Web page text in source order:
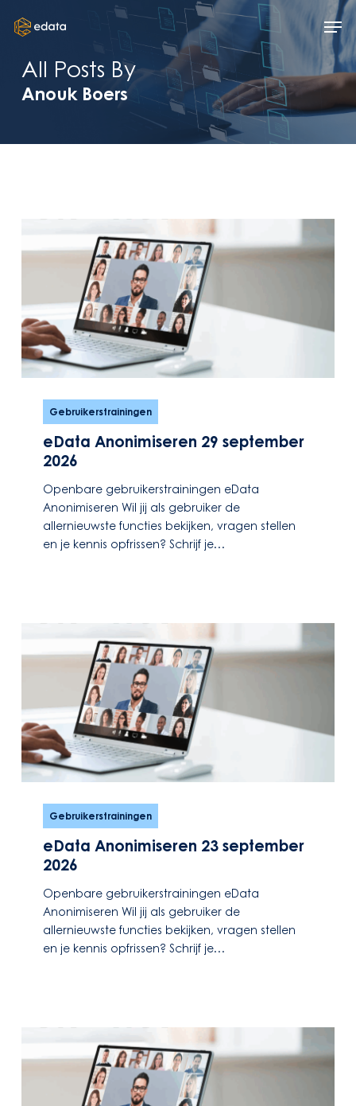
contentAll Posts By
Anouk Boers
september
2026
Gebruikerstrainingen
eData Anonimiseren 29 september
2026
Openbare gebruikerstrainingen eData
Anonimiseren Wil jij als gebruiker de
allernieuwste functies bekijken, vragen stellen
en je kennis opfrissen? Schrijf je…
september
2026
Gebruikerstrainingen
eData Anonimiseren 23 september
2026
Openbare gebruikerstrainingen eData
Anonimiseren Wil jij als gebruiker de
allernieuwste functies bekijken, vragen stellen
en je kennis opfrissen? Schrijf je…